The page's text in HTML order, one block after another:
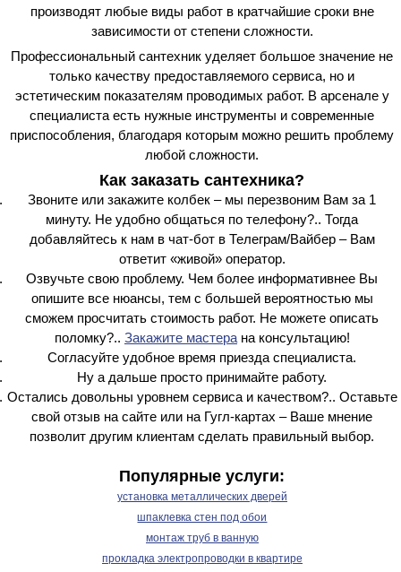
производят любые виды работ в кратчайшие сроки вне
зависимости от степени сложности.
Профессиональный сантехник уделяет большое значение не
только качеству предоставляемого сервиса, но и
эстетическим показателям проводимых работ. В арсенале у
специалиста есть нужные инструменты и современные
приспособления, благодаря которым можно решить проблему
любой сложности.
Как заказать сантехника?
Звоните или закажите колбек – мы перезвоним Вам за 1
минуту. Не удобно общаться по телефону?.. Тогда
добавляйтесь к нам в чат-бот в Телеграм/Вайбер – Вам
ответит «живой» оператор.
Озвучьте свою проблему. Чем более информативнее Вы
опишите все нюансы, тем с большей вероятностью мы
сможем просчитать стоимость работ. Не можете описать
поломку?.. Закажите мастера на консультацию!
Согласуйте удобное время приезда специалиста.
Ну а дальше просто принимайте работу.
Остались довольны уровнем сервиса и качеством?.. Оставьте
свой отзыв на сайте или на Гугл-картах – Ваше мнение
позволит другим клиентам сделать правильный выбор.
Популярные услуги:
установка металлических дверей
шпаклевка стен под обои
монтаж труб в ванную
прокладка электропроводки в квартире